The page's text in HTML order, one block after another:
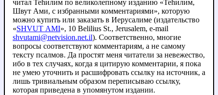
читал Теhилим по великолепному изданию «Теhилим,
Швут Ами, с избранными комментариями», которую
можно купить или заказать в Иерусалиме (издательство
«SHVUT AMI», 10 Belilius St., Jerusalem, e-mail
shvutami@netvision.net.il). Соответственно, многие
вопросы соответствуют комментариям, а не самому
тексту псалмов. Да простят меня читатели за невежество,
ибо в тех случаях, когда я цитирую комментарии, я пока
не умею уточнить и расшифровать ссылку на источник, а
лишь тривиальным образом переписываю ссылку,
которая приведена в упомянутом издании.